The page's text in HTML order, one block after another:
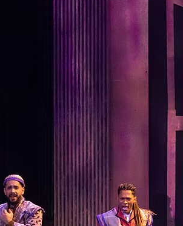
Corporativo de Conduta Ética
Educação Financeira
Política de Privacidade
Lei ECA Digital
Gestão de VT
Soluções de Pagamentos